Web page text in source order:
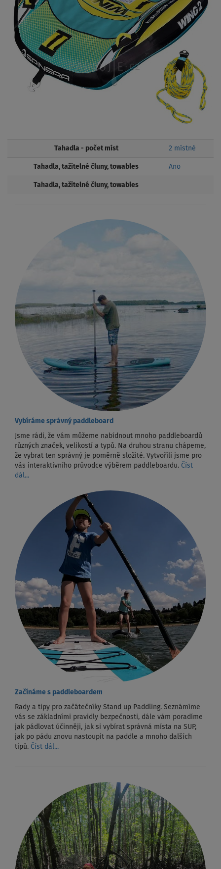
Tahadla - počet míst 2 místné
Tahadla, tažitelné čluny, towables Ano
Tahadla, tažitelné čluny, towables
Vybíráme správný paddleboard
Jsme rádi, že vám můžeme nabídnout mnoho paddleboardů
různých značek, velikostí a typů. Na druhou stranu chápeme,
že vybrat ten správný je poměrně složité. Vytvořili jsme pro
vás interaktivního průvodce výběrem paddleboardu. Číst
dál...
Začínáme s paddleboardem
Rady a tipy pro začátečníky Stand up Paddling. Seznámíme
vás se základními pravidly bezpečnosti, dále vám poradíme
jak pádlovat účinněji, jak si vybírat správná místa na SUP,
jak po pádu znovu nastoupit na paddle a mnoho dalších
tipů. Číst dál...